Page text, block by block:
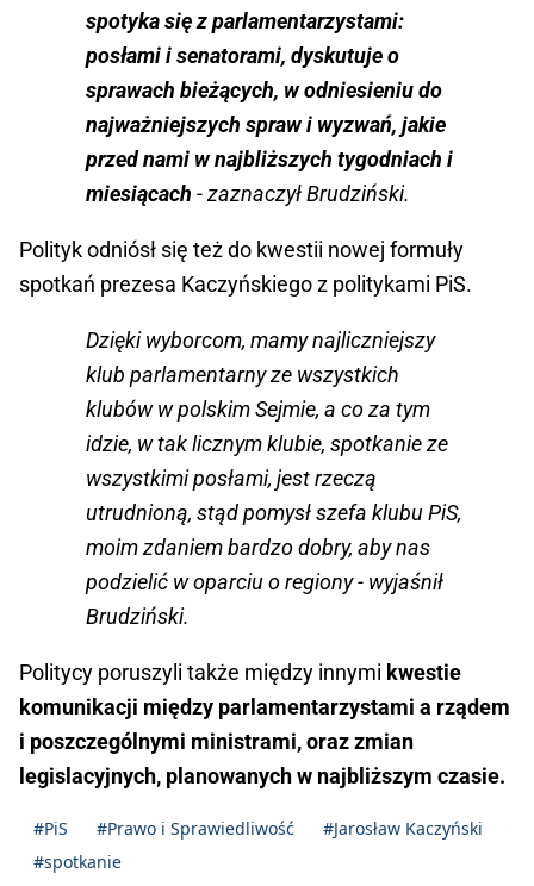
spotyka się z parlamentarzystami:
posłami i senatorami, dyskutuje o
sprawach bieżących, w odniesieniu do
najważniejszych spraw i wyzwań, jakie
przed nami w najbliższych tygodniach i
miesiącach - zaznaczył Brudziński.
Polityk odniósł się też do kwestii nowej formuły
spotkań prezesa Kaczyńskiego z politykami PiS.
Dzięki wyborcom, mamy najliczniejszy
klub parlamentarny ze wszystkich
klubów w polskim Sejmie, a co za tym
idzie, w tak licznym klubie, spotkanie ze
wszystkimi posłami, jest rzeczą
utrudnioną, stąd pomysł szefa klubu PiS,
moim zdaniem bardzo dobry, aby nas
podzielić w oparciu o regiony - wyjaśnił
Brudziński.
Politycy poruszyli także między innymi kwestie
komunikacji między parlamentarzystami a rządem
i poszczególnymi ministrami, oraz zmian
legislacyjnych, planowanych w najbliższym czasie.
#PiS #Prawo i Sprawiedliwość
#Jarosław Kaczyński
#spotkanie